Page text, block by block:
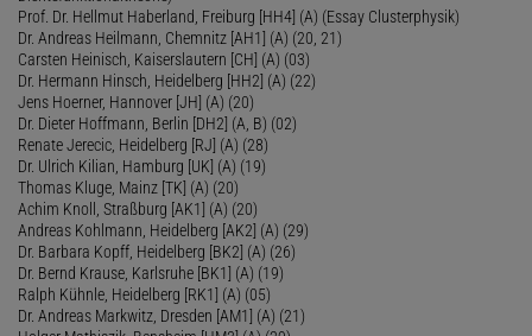
Prof. Dr. Hellmut Haberland, Freiburg [HH4] (A) (Essay Clusterphysik)
Dr. Andreas Heilmann, Chemnitz [AH1] (A) (20, 21)
Carsten Heinisch, Kaiserslautern [CH] (A) (03)
Dr. Hermann Hinsch, Heidelberg [HH2] (A) (22)
Jens Hoerner, Hannover [JH] (A) (20)
Dr. Dieter Hoffmann, Berlin [DH2] (A, B) (02)
Renate Jerecic, Heidelberg [RJ] (A) (28)
Dr. Ulrich Kilian, Hamburg [UK] (A) (19)
Thomas Kluge, Mainz [TK] (A) (20)
Achim Knoll, Straßburg [AK1] (A) (20)
Andreas Kohlmann, Heidelberg [AK2] (A) (29)
Dr. Barbara Kopff, Heidelberg [BK2] (A) (26)
Dr. Bernd Krause, Karlsruhe [BK1] (A) (19)
Ralph Kühnle, Heidelberg [RK1] (A) (05)
Dr. Andreas Markwitz, Dresden [AM1] (A) (21)